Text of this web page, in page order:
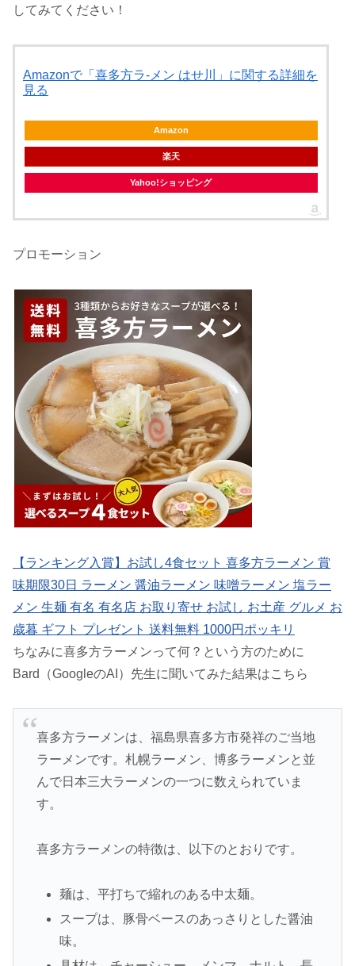
してみてください！
Amazonで「喜多方ラ-メン はせ川」に関する詳細を
見る
Amazon
楽天
Yahoo!ショッピング
プロモーション
【ランキング入賞】お試し4食セット 喜多方ラーメン 賞
味期限30日 ラーメン 醤油ラーメン 味噌ラーメン 塩ラー
メン 生麺 有名 有名店 お取り寄せ お試し お土産 グルメ お
歳暮 ギフト プレゼント 送料無料 1000円ポッキリ
ちなみに喜多方ラーメンって何？という方のために
Bard（GoogleのAI）先生に聞いてみた結果はこちら
喜多方ラーメンは、福島県喜多方市発祥のご当地
ラーメンです。札幌ラーメン、博多ラーメンと並
んで日本三大ラーメンの一つに数えられていま
す。
喜多方ラーメンの特徴は、以下のとおりです。
麺は、平打ちで縮れのある中太麺。
スープは、豚骨ベースのあっさりとした醤油
味。